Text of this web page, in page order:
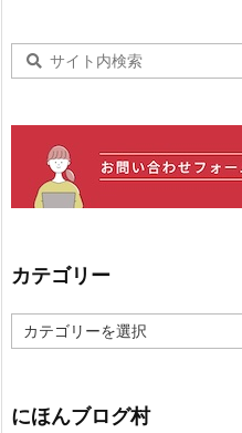
カテゴリー
テ
ー
にほんブログ村